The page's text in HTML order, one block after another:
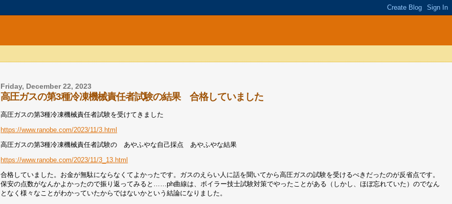
Friday, December 22, 2023
高圧ガスの第3種冷凍機械責任者試験の結果 合格していました
高圧ガスの第3種冷凍機械責任者試験を受けてきました
https://www.ranobe.com/2023/11/3.html
高圧ガスの第3種冷凍機械責任者試験の あやふやな自己採点 あやふやな結果
https://www.ranobe.com/2023/11/3_13.html
合格していました。お金が無駄にならなくてよかったです。ガスのえらい人に話を聞いてから高圧ガスの試験を受けるべきだったのが反省点です。
保安の点数がなんかよかったので振り返ってみると……ph曲線は、ボイラー技士試験対策でやったことがある（しかし、ほぼ忘れていた）のでなん
となく様々なことがわかっていたからではないかという結論になりました。